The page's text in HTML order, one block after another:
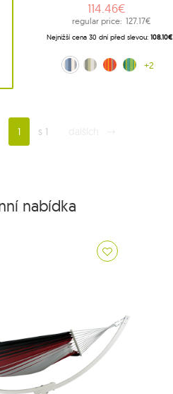
114.46€
regular price: 127.17€
Nejnižší cena 30 dní před slevou: 108.10€
bílá-modrá (13)
bílá-zelený (14)
červenooranžová (28)
Zelený (48)
+2
1 s 1
nabídka